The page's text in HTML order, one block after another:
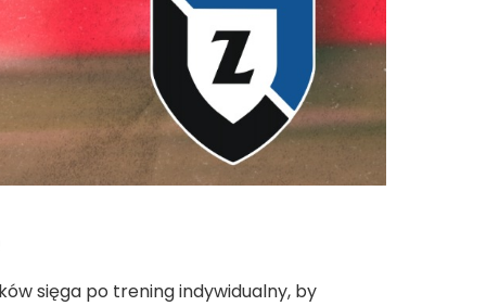
sięga po trening indywidualny, by